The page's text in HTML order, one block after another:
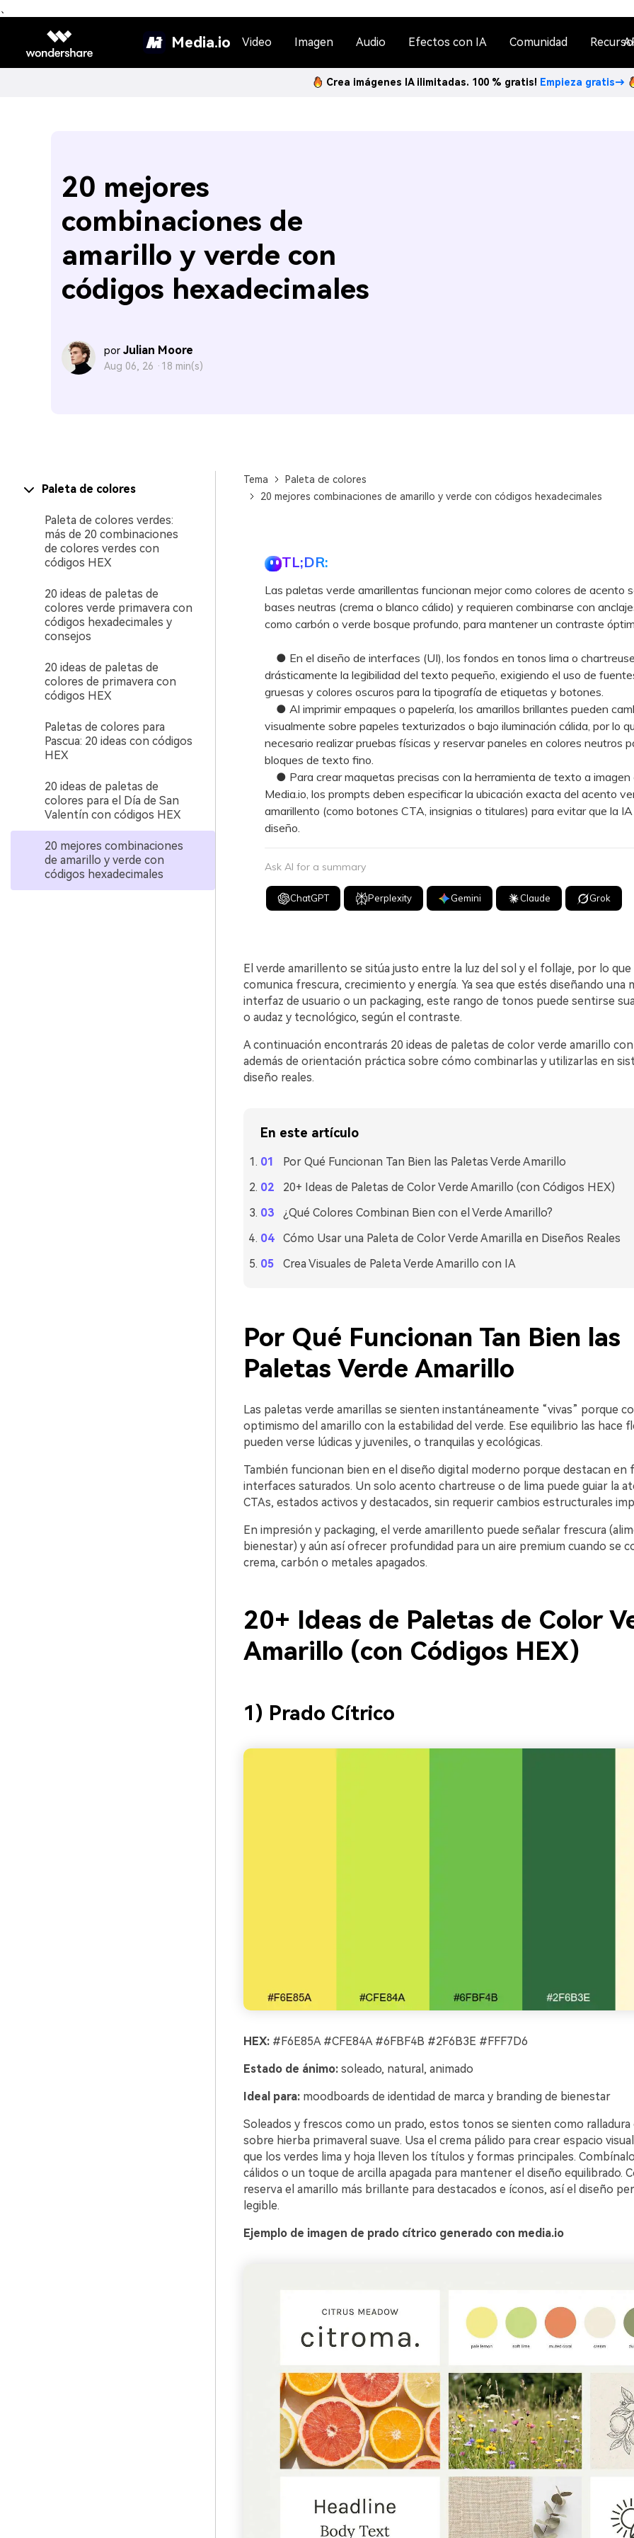
、
Media.io Video Imagen Audio Efectos con IA Comunidad
Crea imágenes IA ilimitadas. 100 % gratis! Empieza gratis→
20 mejores
combinaciones de
amarillo y verde con
códigos hexadecimales
por Julian Moore
Aug 06, 26 · 18 min(s)
Paleta de colores
Paleta de colores verdes:
más de 20 combinaciones
de colores verdes con
códigos HEX
20 ideas de paletas de
colores verde primavera con
códigos hexadecimales y
consejos
20 ideas de paletas de
colores de primavera con
códigos HEX
Paletas de colores para
Pascua: 20 ideas con códigos
HEX
20 ideas de paletas de
colores para el Día de San
Valentín con códigos HEX
20 mejores combinaciones
de amarillo y verde con
códigos hexadecimales
Tema
Paleta de colores
20 mejores combinaciones de amarillo y verde con códigos hexadecimales
TL;DR:
Las paletas verde amarillentas funcionan mejor como colores de acento
bases neutras (crema o blanco cálido) y requieren combinarse con
como carbón o verde bosque profundo, para mantener un contraste
● En el diseño de interfaces (UI), los fondos en tonos lima o
drásticamente la legibilidad del texto pequeño, exigiendo el uso de
gruesas y colores oscuros para la tipografía de etiquetas y botones.
● Al imprimir empaques o papelería, los amarillos brillantes pueden
visualmente sobre papeles texturizados o bajo iluminación cálida, por lo
necesario realizar pruebas físicas y reservar paneles en colores neutros
bloques de texto fino.
● Para crear maquetas precisas con la herramienta de texto a imagen
Media.io, los prompts deben especificar la ubicación exacta del acento
amarillento (como botones CTA, insignias o titulares) para evitar que la
diseño.
Ask AI for a summary
ChatGPT Perplexity Gemini Claude Grok
El verde amarillento se sitúa justo entre la luz del sol y el follaje, por lo
comunica frescura, crecimiento y energía. Ya sea que estés diseñando una
interfaz de usuario o un packaging, este rango de tonos puede sentirse
o audaz y tecnológico, según el contraste.
A continuación encontrarás 20 ideas de paletas de color verde amarillo
además de orientación práctica sobre cómo combinarlas y utilizarlas en
diseño reales.
En este artículo
Por Qué Funcionan Tan Bien las Paletas Verde Amarillo
20+ Ideas de Paletas de Color Verde Amarillo (con Códigos HEX)
¿Qué Colores Combinan Bien con el Verde Amarillo?
Cómo Usar una Paleta de Color Verde Amarilla en Diseños Reales
Crea Visuales de Paleta Verde Amarillo con IA
Por Qué Funcionan Tan Bien las
Paletas Verde Amarillo
Las paletas verde amarillas se sienten instantáneamente “vivas” porque
optimismo del amarillo con la estabilidad del verde. Ese equilibrio las hace
pueden verse lúdicas y juveniles, o tranquilas y ecológicas.
También funcionan bien en el diseño digital moderno porque destacan en
interfaces saturados. Un solo acento chartreuse o de lima puede guiar la
CTAs, estados activos y destacados, sin requerir cambios estructurales
En impresión y packaging, el verde amarillento puede señalar frescura
bienestar) y aún así ofrecer profundidad para un aire premium cuando se
crema, carbón o metales apagados.
20+ Ideas de Paletas de Color
Amarillo (con Códigos HEX)
1) Prado Cítrico
HEX:#F6E85A #CFE84A #6FBF4B #2F6B3E #FFF7D6
Estado de ánimo:soleado, natural, animado
Ideal para:moodboards de identidad de marca y branding de bienestar
Soleados y frescos como un prado, estos tonos se sienten como
sobre hierba primaveral suave. Usa el crema pálido para crear espacio
que los verdes lima y hoja lleven los títulos y formas principales.
cálidos o un toque de arcilla apagada para mantener el diseño equilibrado.
reserva el amarillo más brillante para destacados e íconos, así el diseño
legible.
Ejemplo de imagen de prado cítrico generado con media.io